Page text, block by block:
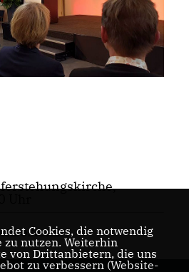
Cookies, die notwendig
zu nutzen. Weiterhin
von Drittanbietern, die uns
zu verbessern (Website-